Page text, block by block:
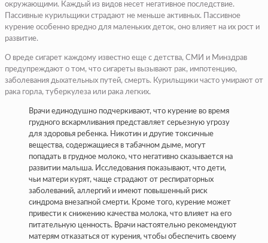
окружающими. Каждый из видов несет негативное последствие.
Пассивные курильщики страдают не меньше активных. Пассивное
курение особенно вредно для маленьких деток, оно влияет на их рост и
развитие.
О вреде сигарет каждому известно еще с детства, СМИ и Минздрав
предупреждают о том, что сигареты вызывают рак, импотенцию,
заболевания дыхательных путей, смерть. Курильщики часто умирают от
рака горла, туберкулеза или рака легких.
Врачи единодушно подчеркивают, что курение во время
грудного вскармливания представляет серьезную угрозу
для здоровья ребенка. Никотин и другие токсичные
вещества, содержащиеся в табачном дыме, могут
попадать в грудное молоко, что негативно сказывается на
развитии малыша. Исследования показывают, что дети,
чьи матери курят, чаще страдают от респираторных
заболеваний, аллергий и имеют повышенный риск
синдрома внезапной смерти. Кроме того, курение может
привести к снижению качества молока, что влияет на его
питательную ценность. Врачи настоятельно рекомендуют
матерям отказаться от курения, чтобы обеспечить своему